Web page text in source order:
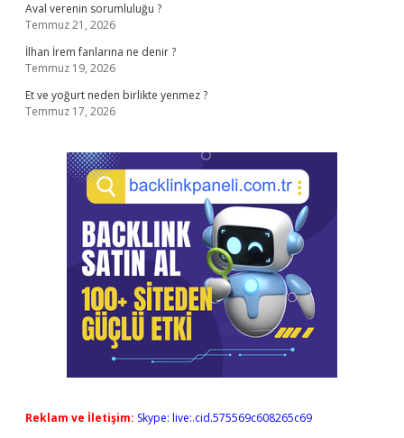
Aval verenin sorumluluğu ?
Temmuz 21, 2026
İlhan İrem fanlarına ne denir ?
Temmuz 19, 2026
Et ve yoğurt neden birlikte yenmez ?
Temmuz 17, 2026
Reklam ve İletişim: Skype: live:.cid.575569c608265c69